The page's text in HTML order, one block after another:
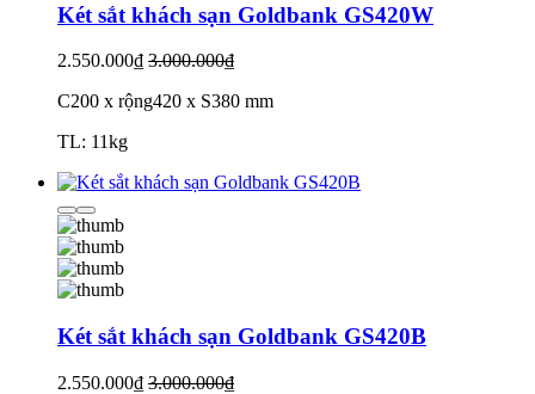
Két sắt khách sạn Goldbank GS420W
2.550.000₫ 3.000.000₫
C200 x rộng420 x S380 mm
TL: 11kg
Két sắt khách sạn Goldbank GS420B
2.550.000₫ 3.000.000₫